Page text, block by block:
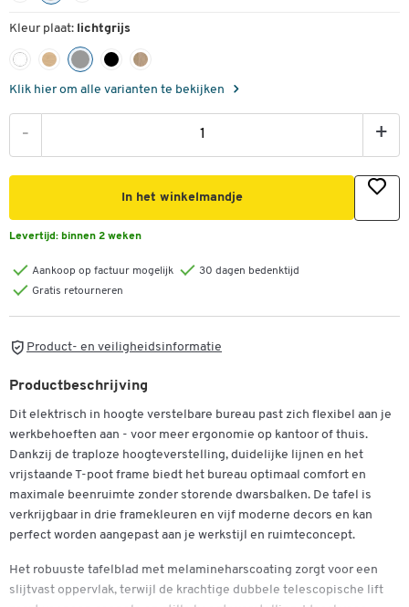
Kleur plaat: lichtgrijs
Klik hier om alle varianten te bekijken
- +
In het winkelmandje
Levertijd: binnen 2 weken
Aankoop op factuur mogelijk
30 dagen bedenktijd
Gratis retourneren
Product- en veiligheidsinformatie
Productbeschrijving
Dit elektrisch in hoogte verstelbare bureau past zich flexibel aan je
werkbehoeften aan - voor meer ergonomie op kantoor of thuis.
Dankzij de traploze hoogteverstelling, duidelijke lijnen en het
vrijstaande T-poot frame biedt het bureau optimaal comfort en
maximale beenruimte zonder storende dwarsbalken. De tafel is
verkrijgbaar in drie framekleuren en vijf moderne decors en kan
perfect worden aangepast aan je werkstijl en ruimteconcept.
Het robuuste tafelblad met melamineharscoating zorgt voor een
slijtvast oppervlak, terwijl de krachtige dubbele telescopische lift